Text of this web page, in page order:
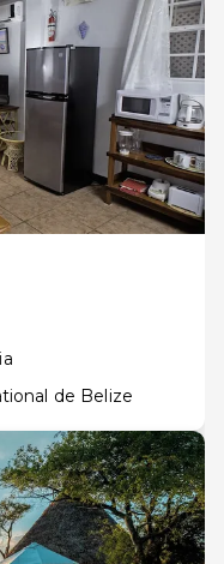
de Belize